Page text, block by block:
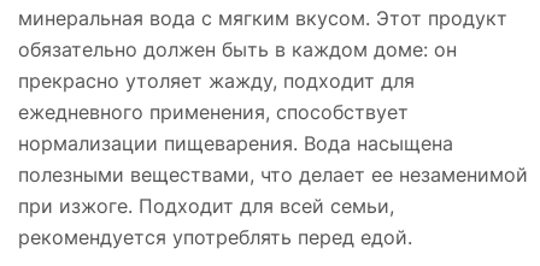
минеральная вода с мягким вкусом. Этот продукт
обязательно должен быть в каждом доме: он
прекрасно утоляет жажду, подходит для
ежедневного применения, способствует
нормализации пищеварения. Вода насыщена
полезными веществами, что делает ее незаменимой
при изжоге. Подходит для всей семьи,
рекомендуется употреблять перед едой.